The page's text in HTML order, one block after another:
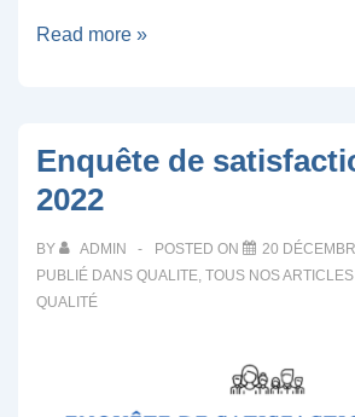
On
La
lettre
d’information
du
CHU
Read more »
Enquête de
2022
BY ADMIN POSTED ON
20
PUBLIÉ DANS QUALITE, TOUS NOS ARTICLES
QUALITÉ